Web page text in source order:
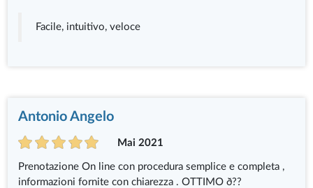
Facile, intuitivo, veloce
Antonio Angelo
Mai 2021
Prenotazione On line con procedura semplice e completa ,
informazioni fornite con chiarezza . OTTIMO ð??